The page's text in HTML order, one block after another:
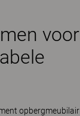
voor
opbergmeubilair